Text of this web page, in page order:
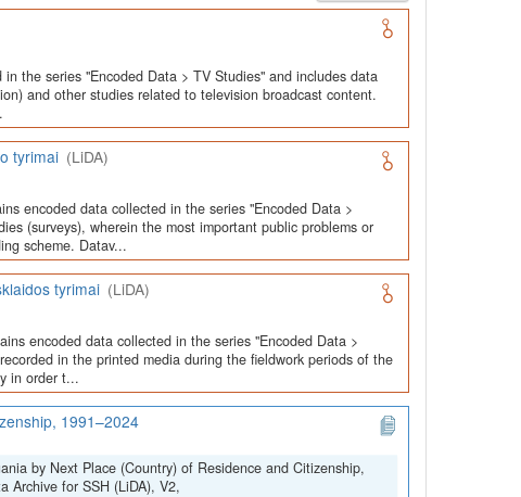
the series "Encoded Data > TV Studies" and includes data
and other studies related to television broadcast content.
tyrimai (LiDA)
encoded data collected in the series "Encoded Data >
(surveys), wherein the most important public problems or
scheme. Datav...
tyrimai (LiDA)
encoded data collected in the series "Encoded Data >
in the printed media during the fieldwork periods of the
in order t...
1991–2024
by Next Place (Country) of Residence and Citizenship,
Archive for SSH (LiDA), V2,